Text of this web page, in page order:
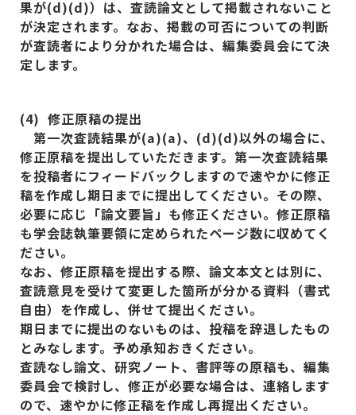
果が(d)(d)）は、査読論文として掲載されないこと
が決定されます。なお、掲載の可否についての判断
が査読者により分かれた場合は、編集委員会にて決
定します。
(4) 修正原稿の提出
第一次査読結果が(a)(a)、(d)(d)以外の場合に、
修正原稿を提出していただきます。第一次査読結果
を投稿者にフィードバックしますので速やかに修正
稿を作成し期日までに提出してください。その際、
必要に応じ「論文要旨」も修正ください。修正原稿
も学会誌執筆要領に定められたページ数に収めてく
ださい。
なお、修正原稿を提出する際、論文本文とは別に、
査読意見を受けて変更した箇所が分かる資料（書式
自由）を作成し、併せて提出ください。
期日までに提出のないものは、投稿を辞退したもの
とみなします。予め承知おきください。
査読なし論文、研究ノート、書評等の原稿も、編集
委員会で検討し、修正が必要な場合は、連絡します
ので、速やかに修正稿を作成し再提出ください。